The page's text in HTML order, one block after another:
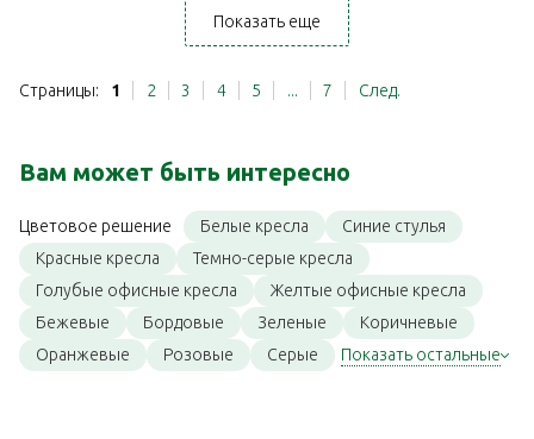
Показать еще
Страницы: 1 2 3 4 5 ... 7 След.
Вам может быть интересно
Цветовое решение Белые кресла
Синие стулья
Красные кресла
Темно-серые кресла
Голубые офисные кресла
Желтые офисные кресла
Бежевые
Бордовые Зеленые
Коричневые
Оранжевые
Розовые Серые Показать остальные